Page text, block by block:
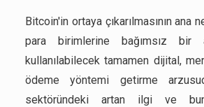
Bitcoin'in ortaya çıkarılmasının ana
para birimlerine bağımsız bir
kullanılabilecek tamamen dijital,
ödeme yöntemi getirme
sektöründeki artan ilgi ve